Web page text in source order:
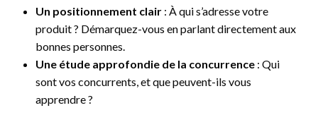
Un positionnement clair : À qui s’adresse votre
produit ? Démarquez-vous en parlant directement aux
bonnes personnes.
Une étude approfondie de la concurrence : Qui
sont vos concurrents, et que peuvent-ils vous
apprendre ?